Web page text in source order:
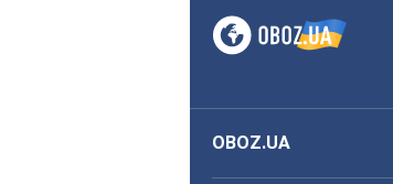
OBOZ.UA